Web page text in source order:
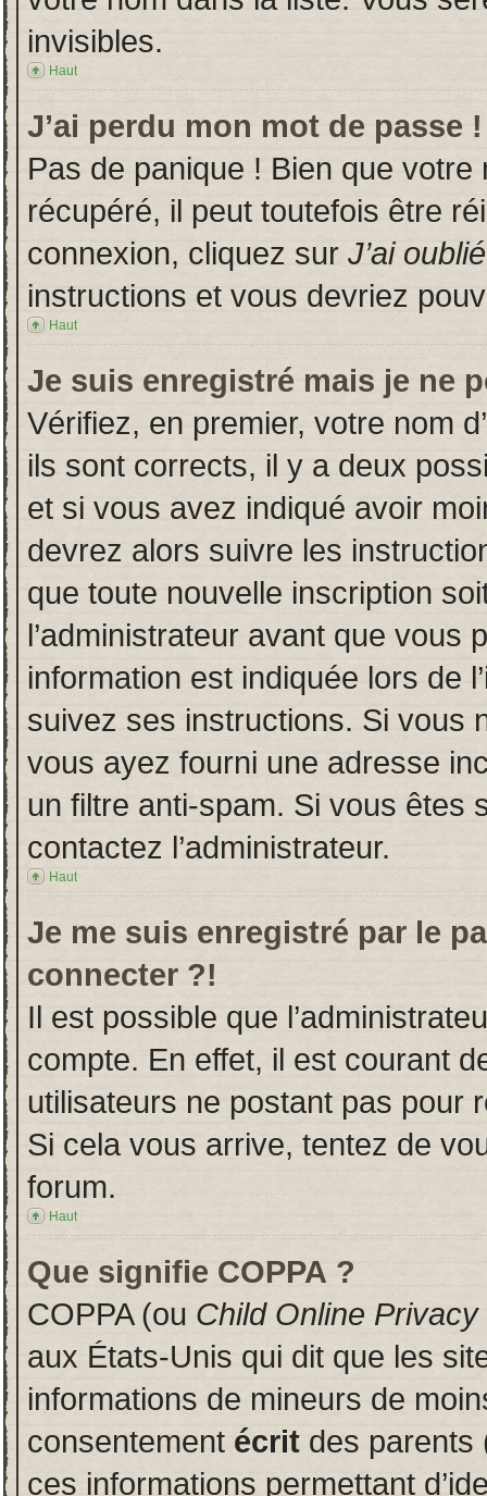
invisibles.
Haut
J’ai perdu mon mot de passe !
Pas de panique ! Bien que
récupéré, il peut toutefois être
connexion, cliquez sur J’ai
instructions et vous devriez
Haut
Je suis enregistré mais je ne
Vérifiez, en premier, votre nom
ils sont corrects, il y a deux
et si vous avez indiqué avoir
devrez alors suivre les
que toute nouvelle inscription
l’administrateur avant que vous
information est indiquée lors de
suivez ses instructions. Si vous
vous ayez fourni une adresse
un filtre anti-spam. Si vous êtes
contactez l’administrateur.
Haut
Je me suis enregistré par le
connecter ?!
Il est possible que
compte. En effet, il est courant
utilisateurs ne postant pas pour
Si cela vous arrive, tentez de
forum.
Haut
Que signifie COPPA ?
COPPA (ou Child Online
aux États-Unis qui dit que les
informations de mineurs de
consentement écrit des parents
ces informations permettant